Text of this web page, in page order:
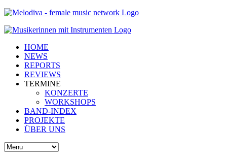
HOME
NEWS
REPORTS
REVIEWS
TERMINE
KONZERTE
WORKSHOPS
BAND-INDEX
PROJEKTE
ÜBER UNS